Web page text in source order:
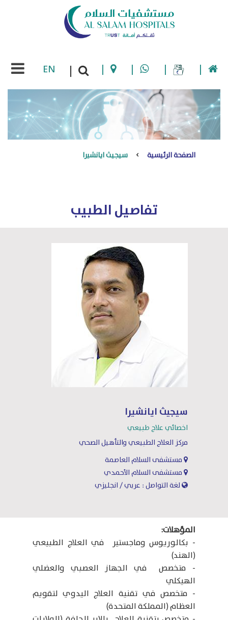
|
|
|
|
|
EN
الصفحة الرئيسية سيجيث ايانشيرا
تفاصيل الطبيب
سيجيث ايانشيرا
اخصائي علاج طبيعي
مركز العلاج الطبيعي والتأهيل الصحي
مستشفى السلام العاصمة
مستشفى السلام الأحمدي
لغة التواصل : عربي / انجليزي
المؤهلات:
- بكالوريوس وماجستير في العلاج الطبيعي
(الهند)
- متخصص في الجهاز العصبي والعضلي
الهيكلي
- متخصص في تقنية العلاج اليدوي لتقويم
العظام (المملكة المتحدة)